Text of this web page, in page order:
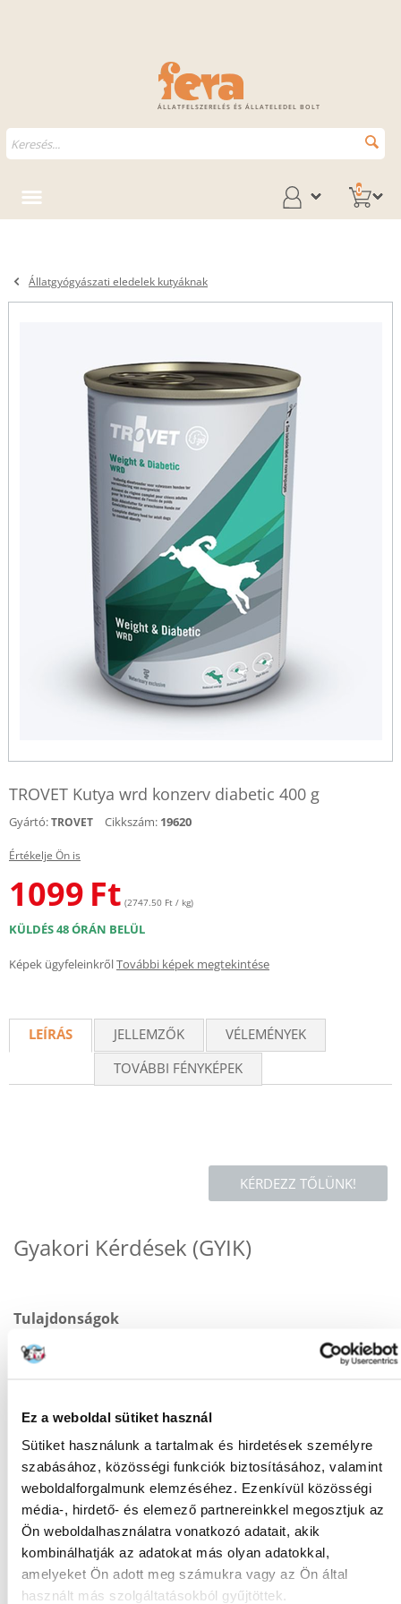
Ez a weboldal sütiket használ
Sütiket használunk a tartalmak és hirdetések személyre
szabásához, közösségi funkciók biztosításához, valamint
weboldalforgalmunk elemzéséhez. Ezenkívül közösségi
média-, hirdető- és elemező partnereinkkel megosztjuk az
Ön weboldalhasználatra vonatkozó adatait, akik
kombinálhatják az adatokat más olyan adatokkal,
amelyeket Ön adott meg számukra vagy az Ön által
használt más szolgáltatásokból gyűjtöttek.
ÁLLATFELSZERELÉS ÉS ÁLLATELEDEL BOLT
0
Állatgyógyászati eledelek kutyáknak
TROVET Kutya wrd konzerv diabetic 400 g
Gyártó:TROVET Cikkszám: 19620
Értékelje Ön is
1099 Ft (2747.50 Ft / kg)
KÜLDÉS 48 ÓRÁN BELÜL
Képek ügyfeleinkrőlTovábbi képek megtekintése
LEÍRÁS JELLEMZŐK
VÉLEMÉNYEK
TOVÁBBI FÉNYKÉPEK
KÉRDEZZ TŐLÜNK!
Gyakori Kérdések (GYIK)
Tulajdonságok
ÁLLAT MÉRETE:
GYÁRTÓ: TROVET
Javasolt felhasználás
ÉLETSZAKASZ: Felnőtt
KÜLÖNLEGES
IGÉNYEK:
Cukorbetegség